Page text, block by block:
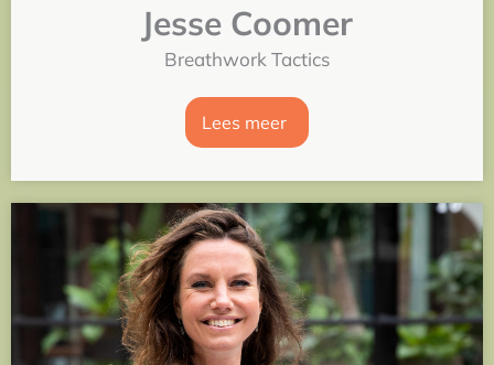
Jesse Coomer
Breathwork Tactics
Lees meer